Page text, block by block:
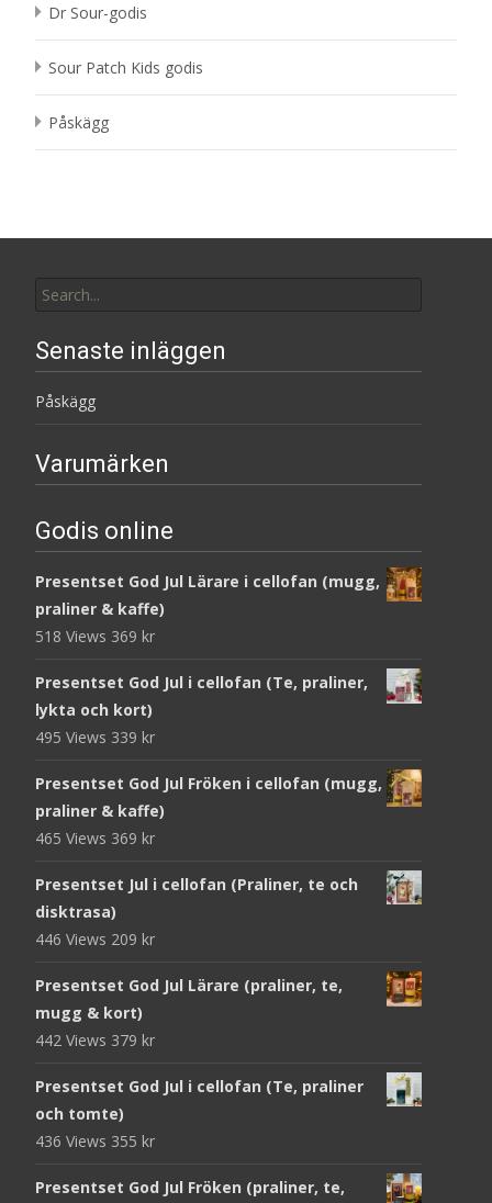
Dr Sour-godis
Sour Patch Kids godis
Påskägg
for:
Senaste inläggen
Påskägg
Varumärken
Godis online
Presentset God Jul Lärare i cellofan (mugg,
praliner & kaffe)
518 Views 369 kr
Presentset God Jul i cellofan (Te, praliner,
lykta och kort)
495 Views 339 kr
Presentset God Jul Fröken i cellofan (mugg,
praliner & kaffe)
465 Views 369 kr
Presentset Jul i cellofan (Praliner, te och
disktrasa)
446 Views 209 kr
Presentset God Jul Lärare (praliner, te,
mugg & kort)
442 Views 379 kr
Presentset God Jul i cellofan (Te, praliner
och tomte)
436 Views 355 kr
Presentset God Jul Fröken (praliner, te,